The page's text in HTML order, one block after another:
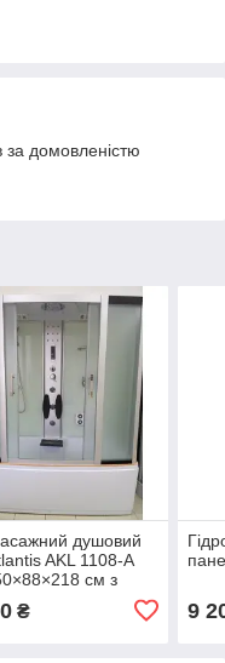
домовленістю
душовий
AKL 1108-A
см з
гідромасажем,
₴ 9